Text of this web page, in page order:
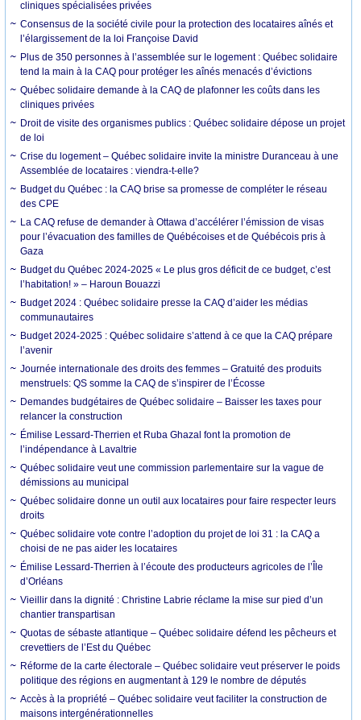
cliniques spécialisées privées
Consensus de la société civile pour la protection des locataires aînés et
l’élargissement de la loi Françoise David
Plus de 350 personnes à l’assemblée sur le logement : Québec solidaire
tend la main à la CAQ pour protéger les aînés menacés d’évictions
Québec solidaire demande à la CAQ de plafonner les coûts dans les
cliniques privées
Droit de visite des organismes publics : Québec solidaire dépose un projet
de loi
Crise du logement – Québec solidaire invite la ministre Duranceau à une
Assemblée de locataires : viendra-t-elle?
Budget du Québec : la CAQ brise sa promesse de compléter le réseau
des CPE
La CAQ refuse de demander à Ottawa d’accélérer l’émission de visas
pour l’évacuation des familles de Québécoises et de Québécois pris à
Gaza
Budget du Québec 2024-2025 « Le plus gros déficit de ce budget, c’est
l’habitation! » – Haroun Bouazzi
Budget 2024 : Québec solidaire presse la CAQ d’aider les médias
communautaires
Budget 2024-2025 : Québec solidaire s’attend à ce que la CAQ prépare
l’avenir
Journée internationale des droits des femmes – Gratuité des produits
menstruels: QS somme la CAQ de s’inspirer de l’Écosse
Demandes budgétaires de Québec solidaire – Baisser les taxes pour
relancer la construction
Émilise Lessard-Therrien et Ruba Ghazal font la promotion de
l’indépendance à Lavaltrie
Québec solidaire veut une commission parlementaire sur la vague de
démissions au municipal
Québec solidaire donne un outil aux locataires pour faire respecter leurs
droits
Québec solidaire vote contre l’adoption du projet de loi 31 : la CAQ a
choisi de ne pas aider les locataires
Émilise Lessard-Therrien à l’écoute des producteurs agricoles de l’Île
d’Orléans
Vieillir dans la dignité : Christine Labrie réclame la mise sur pied d’un
chantier transpartisan
Quotas de sébaste atlantique – Québec solidaire défend les pêcheurs et
crevettiers de l’Est du Québec
Réforme de la carte électorale – Québec solidaire veut préserver le poids
politique des régions en augmentant à 129 le nombre de députés
Accès à la propriété – Québec solidaire veut faciliter la construction de
maisons intergénérationnelles